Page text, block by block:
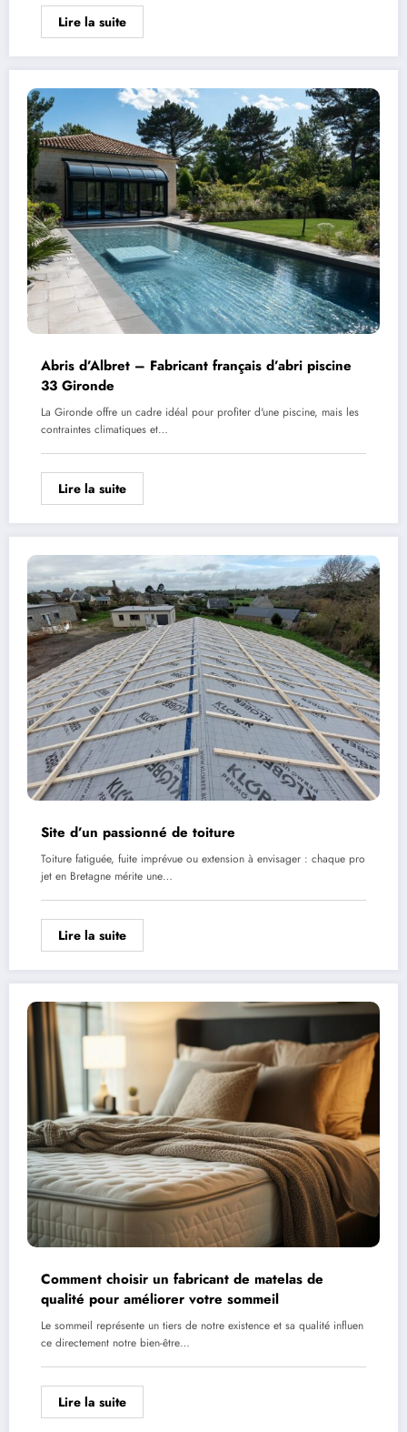
Lire la suite
Abris d’Albret – Fabricant français d’abri piscine
33 Gironde
La Gironde offre un cadre idéal pour profiter d'une piscine, mais les
contraintes climatiques et…
Lire la suite
Site d’un passionné de toiture
Toiture fatiguée, fuite imprévue ou extension à envisager : chaque pro
jet en Bretagne mérite une…
Lire la suite
Comment choisir un fabricant de matelas de
qualité pour améliorer votre sommeil
Le sommeil représente un tiers de notre existence et sa qualité influen
ce directement notre bien-être…
Lire la suite